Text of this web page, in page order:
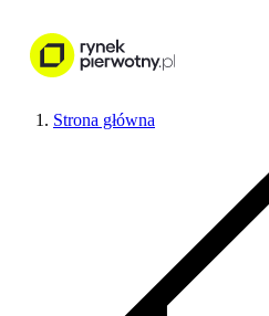
Strona główna